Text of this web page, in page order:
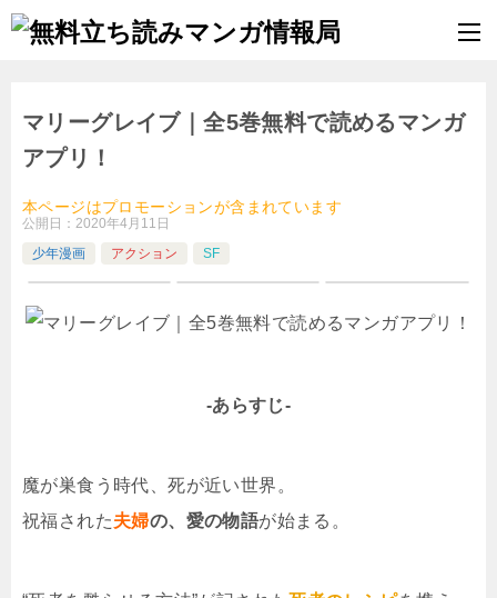
マリーグレイブ｜全5巻無料で読めるマンガ
アプリ！
本ページはプロモーションが含まれています
公開日： 2020年4月11日
少年漫画
アクション SF
-あらすじ-
魔が巣食う時代、死が近い世界。
祝福された夫婦の、愛の物語が始まる。